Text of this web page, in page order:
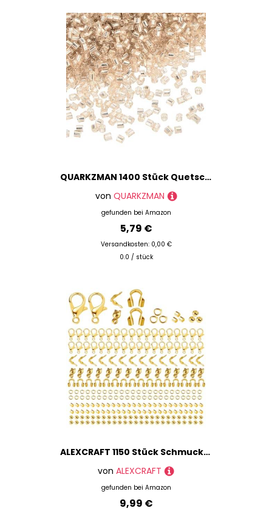
QUARKZMAN 1400 Stück Quetschperlen, 1,5x1,5mm Quetschröhrchen Tube Crimp Kupferrohr Crimp Perlen Perlen Abstandsperlen für Halsketten Armbänder Schmuckherstellung (Silber-Champagner)
von QUARKZMAN
gefunden bei Amazon
5,79 €
Versandkosten: 0,00 €
0.0 / stück
ALEXCRAFT 1150 Stück Schmuckherstellung Zubehör Gold Kettenverschluss Quetschperlen Armband Verschluss Lobster Clasp Open Jump Rings
von ALEXCRAFT
gefunden bei Amazon
9,99 €